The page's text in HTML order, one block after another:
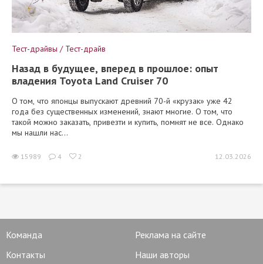
Тест-драйвы / Тест-драйв
Назад в будущее, вперед в прошлое: опыт
владения Toyota Land Cruiser 70
О том, что японцы выпускают древний 70-й «крузак» уже 42
года без существенных изменений, знают многие. О том, что
такой можно заказать, привезти и купить, помнят не все. Однако
мы нашли нас...
15989 4 2 12.03.2026
Команда
Реклама на сайте
Контакты
Наши авторы